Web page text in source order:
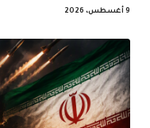
9 أغسطس، 2026